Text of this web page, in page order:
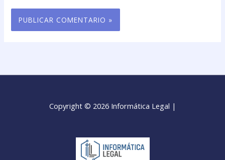
Copyright © 2026 Informática Legal |